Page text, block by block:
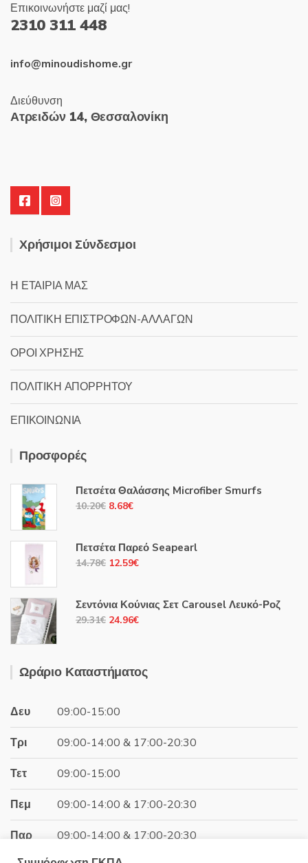
Επικοινωνήστε μαζί μας!
2310 311 448
info@minoudishome.gr
Διεύθυνση
Ατρειδών 14, Θεσσαλονίκη
Χρήσιμοι Σύνδεσμοι
Η ΕΤΑΙΡΙΑ ΜΑΣ
ΠΟΛΙΤΙΚΗ ΕΠΙΣΤΡΟΦΩΝ-ΑΛΛΑΓΩΝ
ΟΡΟΙ ΧΡΗΣΗΣ
ΠΟΛΙΤΙΚΗ ΑΠΟΡΡΗΤΟΥ
ΕΠΙΚΟΙΝΩΝΙΑ
Προσφορές
Πετσέτα Θαλάσσης Microfiber Smurfs
10.20€ Original
10.20€.
8.68€Η
είναι:
8.68€.
Πετσέτα Παρεό Seapearl
14.78€ Original
14.78€.
12.59€Η
είναι:
12.59€.
Σεντόνια Κούνιας Σετ Carousel Λευκό-Ροζ
29.31€ Original
29.31€.
24.96€Η
είναι:
Ωράριο Καταστήματος
Δευ 09:00-15:00
Τρι 09:00-14:00 & 17:00-20:30
Τετ 09:00-15:00
Πεμ 09:00-14:00 & 17:00-20:30
Παρ 09:00-14:00 & 17:00-20:30